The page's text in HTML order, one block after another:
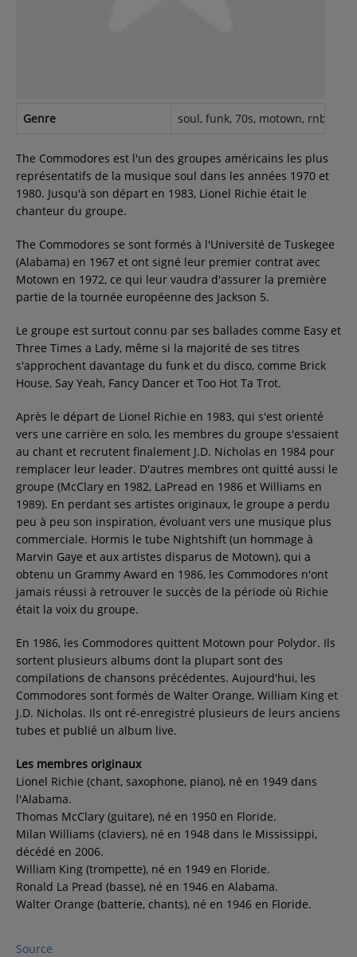
Recherche d'un titre
SE CONNECTER
Genre soul, funk, 70s, motown, rnb
The Commodores est l'un des groupes américains les plus
représentatifs de la musique soul dans les années 1970 et
1980. Jusqu'à son départ en 1983, Lionel Richie était le
chanteur du groupe.
The Commodores se sont formés à l'Université de Tuskegee
(Alabama) en 1967 et ont signé leur premier contrat avec
Motown en 1972, ce qui leur vaudra d'assurer la première
partie de la tournée européenne des Jackson 5.
Le groupe est surtout connu par ses ballades comme Easy et
Three Times a Lady, même si la majorité de ses titres
s'approchent davantage du funk et du disco, comme Brick
House, Say Yeah, Fancy Dancer et Too Hot Ta Trot.
Après le départ de Lionel Richie en 1983, qui s'est orienté
vers une carrière en solo, les membres du groupe s'essaient
au chant et recrutent finalement J.D. Nicholas en 1984 pour
remplacer leur leader. D'autres membres ont quitté aussi le
groupe (McClary en 1982, LaPread en 1986 et Williams en
1989). En perdant ses artistes originaux, le groupe a perdu
peu à peu son inspiration, évoluant vers une musique plus
commerciale. Hormis le tube Nightshift (un hommage à
Marvin Gaye et aux artistes disparus de Motown), qui a
obtenu un Grammy Award en 1986, les Commodores n'ont
jamais réussi à retrouver le succès de la période où Richie
était la voix du groupe.
En 1986, les Commodores quittent Motown pour Polydor. Ils
sortent plusieurs albums dont la plupart sont des
compilations de chansons précédentes. Aujourd'hui, les
Commodores sont formés de Walter Orange, William King et
J.D. Nicholas. Ils ont ré-enregistré plusieurs de leurs anciens
tubes et publié un album live.
Les membres originaux
Lionel Richie (chant, saxophone, piano), né en 1949 dans
l'Alabama.
Thomas McClary (guitare), né en 1950 en Floride.
Milan Williams (claviers), né en 1948 dans le Mississippi,
décédé en 2006.
William King (trompette), né en 1949 en Floride.
Ronald La Pread (basse), né en 1946 en Alabama.
Walter Orange (batterie, chants), né en 1946 en Floride.
Source